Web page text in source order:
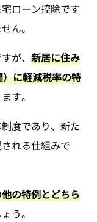
ローン控除です
ん。
が、 新居に住み
に軽減税率の特
す。
度であり、新た
れる仕組みで
の特例とどちら
う。